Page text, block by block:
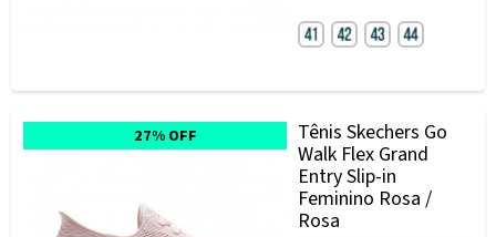
27% OFF
Tênis Skechers Go
Walk Flex Grand
Entry Slip-in
Feminino Rosa /
Rosa